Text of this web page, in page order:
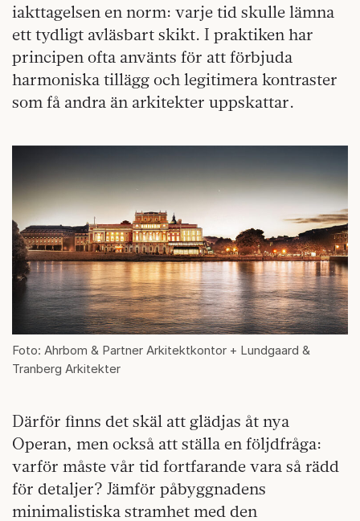
iakttagelsen en norm: varje tid skulle lämna
ett tydligt avläsbart skikt. I praktiken har
principen ofta använts för att förbjuda
harmoniska tillägg och legitimera kontraster
som få andra än arkitekter uppskattar.
Foto: Ahrbom & Partner Arkitektkontor + Lundgaard &
Tranberg Arkitekter
Därför finns det skäl att glädjas åt nya
Operan, men också att ställa en följdfråga:
varför måste vår tid fortfarande vara så rädd
för detaljer? Jämför påbyggnadens
minimalistiska stramhet med den